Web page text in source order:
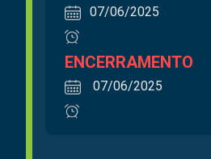
07/06/2025
ENCERRAMENTO
07/06/2025